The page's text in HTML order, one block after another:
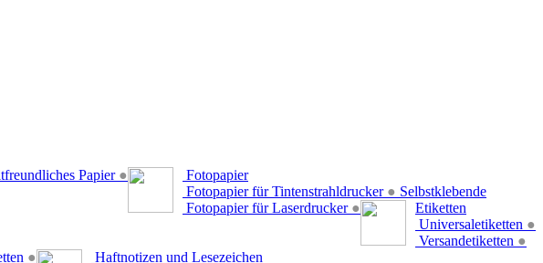
Papier ●
Fotopapier
Fotopapier für Tintenstrahldrucker ●
Fotopapier für Laserdrucker ●
Selbstklebende
Etiketten
Universaletiketten ●
Versandetiketten ●
●
Haftnotizen und Lesezeichen